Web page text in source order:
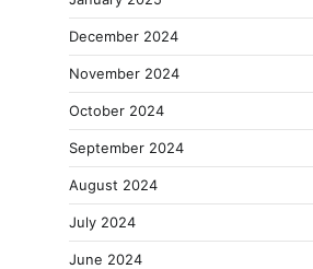
December 2024
November 2024
October 2024
September 2024
August 2024
July 2024
June 2024